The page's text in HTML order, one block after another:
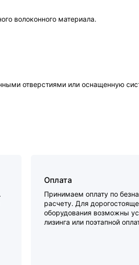
волоконного материала.
отверстиями или оснащенную
Оплата
Принимаем оплату по
расчету. Для
оборудования возможны
лизинга или поэтапной